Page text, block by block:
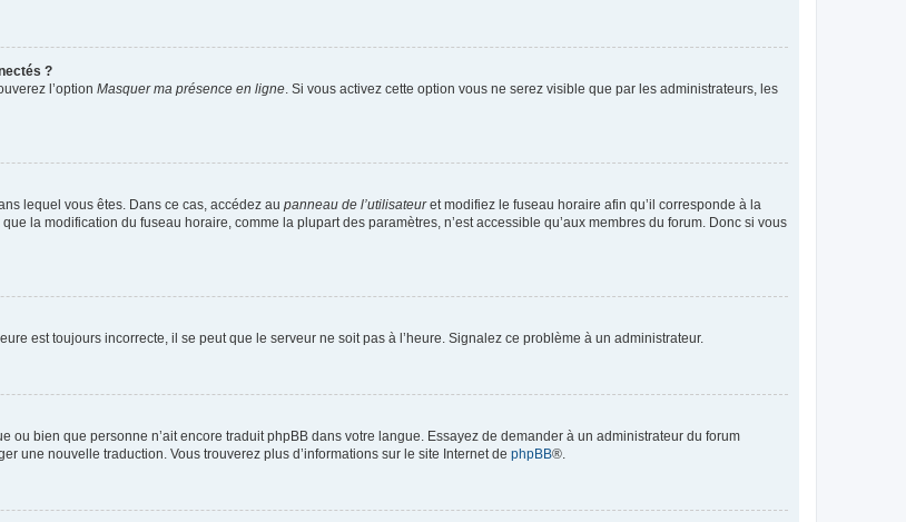
?
l’option Masquer ma présence en ligne . Si vous activez cette option vous ne serez visible que par les administrateurs, les
lequel vous êtes. Dans ce cas, accédez au panneau de l’utilisateuret modifiez le fuseau horaire afin qu’il corresponde à la
la modification du fuseau horaire, comme la plupart des paramètres, n’est accessible qu’aux membres du forum. Donc si vous
est toujours incorrecte, il se peut que le serveur ne soit pas à l’heure. Signalez ce problème à un administrateur.
ou bien que personne n’ait encore traduit phpBB dans votre langue. Essayez de demander à un administrateur du forum
une nouvelle traduction. Vous trouverez plus d’informations sur le site Internet de phpBB®.